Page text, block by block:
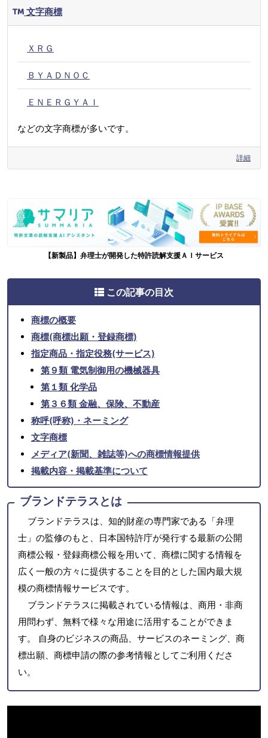
文字商標
ＸＲＧ
ＢＹＡＤＮＯＣ
ＥＮＥＲＧＹＡＩ
などの文字商標が多いです。
詳細
【新製品】弁理士が開発した特許読解支援ＡＩサービス
この記事の目次
商標の概要
商標(商標出願・登録商標)
指定商品・指定役務(サービス)
第９類 電気制御用の機械器具
第１類 化学品
第３６類 金融、保険、不動産
称呼(呼称)・ネーミング
文字商標
メディア(新聞、雑誌等)への商標情報提供
掲載内容・掲載基準について
ブランドテラスとは
ブランドテラスは、知的財産の専門家である「弁理
士」の監修のもと、日本国特許庁が発行する最新の公開
商標公報・登録商標公報を用いて、商標に関する情報を
広く一般の方々に提供することを目的とした国内最大規
模の商標情報サービスです。
ブランドテラスに掲載されている情報は、商用・非商
用問わず、無料で様々な用途に活用することができま
す。 自身のビジネスの商品、サービスのネーミング、商
標出願、商標申請の際の参考情報としてご利用くださ
い。